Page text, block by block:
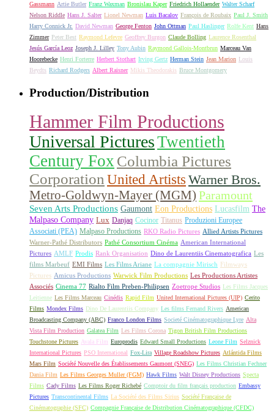
Gassmann Artie Butler Franz Waxman Bronislau Kaper Friedrich Hollaender Walter Scharf
Nelson Riddle Hans J. Salter Lionel Newman Luis Bacalov François de Roubaix Paul J. Smith
Harry Connick Jr. David Newman George Fenton John Ottman Paul Haslinger Rolfe Kent Hans
Zimmer Peter Best Raymond Lefevre Geoffrey Burgon Claude Bolling Laurence Rosenthal
Jesús García Leoz Joseph J. Lilley Tony Aubin Raymond Gallois-Montbrun Marceau Van
Hoorebecke Henri Forterre Herbert Stothart Irving Gertz Herman Stein Jean Marion Louis
Beydts Richard Rodgers Albert Raisner Mikis Theodorakis Bruce Montgomery
Production/Distribution
Hammer Film Productions
Universal PicturesTwentieth
Century Fox Columbia Pictures
Corporation United Artists Warner Bros.
Metro-Goldwyn-Mayer (MGM) Paramount
Seven Arts Productions Gaumont Eon Productions Lucasfilm The
Malpaso Company Lux Danjaq Cocinor Titanus Produzioni Europee
Associati (PEA) Malpaso Productions RKO Radio Pictures Allied Artists Pictures
Warner-Pathé Distributors Pathé Consortium Cinéma American International
Pictures AMLF Prodis Rank Organisation Dino de Laurentiis Cinematografica Les
films Marbeuf EMI Films Les Films Ariane La compagnie Mirisch Filmways
Pictures Amicus Productions Warwick Film Productions Les Productions Artistes
Associés Cinema 77 Rialto Film Preben-Philipsen Zoetrope Studios Les Films Jacques
Leitienne Les Films Marceau Cinédis Rapid Film United International Pictures (UIP) Cerito
Films Mondex Films Dino De Laurentiis Company Les films Fernand Rivers American
Broadcasting Company (ABC) Franco London Films Societé Cinématographique Lyre Alta
Vista Film Production Galatea Film Les Films Corona Tigon British Film Productions
Touchstone Pictures Avala Film Europrodis Edward Small Productions Leone Film Selznick
International Pictures PSO International Fox-Lira Village Roadshow Pictures Atlántida Films
Mars Film Société Nouvelle des Établissements Gaumont (SNEG) Les Films Christian Fechner
Dania Film Les Films Georges Muller (FGM) Hawk Films Walt Disney Productions Specta
Films Cady Films Les Films Roger Richebé Comptoir du film français production Embassy
Pictures Transcontinental Films La Société des Films Sirius Société Française de
Cinématographie (SFC) Compagnie Française de Distribution Cinématographique (CFDC)